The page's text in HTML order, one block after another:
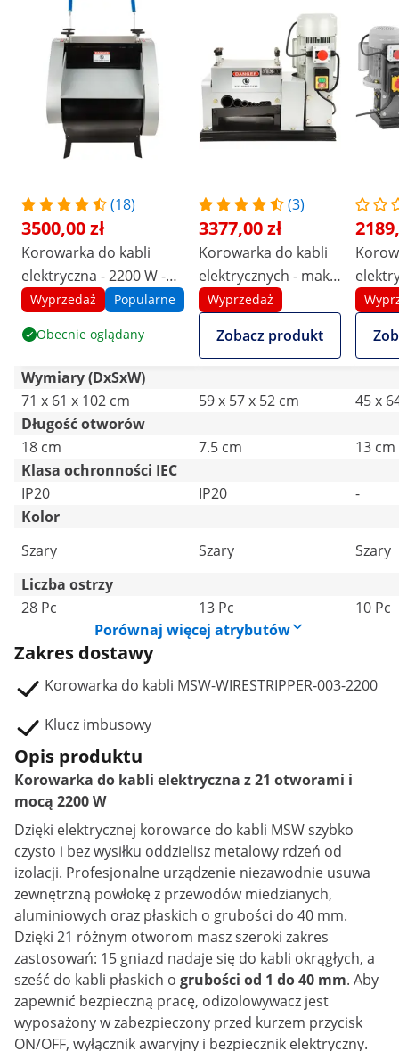
(18)
3500,00 zł
Korowarka do kabli
elektryczna - 2200 W -
21 otworów
Wyprzedaż Popularne
Obecnie oglądany
(3)
3377,00 zł
Korowarka do kabli
elektrycznych - maks.
43 mm
Wyprzedaż
Zobacz produkt
38
Wymiary (DxSxW)
71 x 61 x 102 cm
59 x 57 x 52 cm
45 x
Długość otworów
18 cm
7.5 cm
13 cm
Klasa ochronności IEC
IP20
IP20
-
Kolor
Szary
Szary
Szary
Liczba ostrzy
28 Pc
13 Pc
10 Pc
Porównaj więcej atrybutów
Zakres dostawy
Korowarka do kabli MSW-WIRESTRIPPER-003-2200
Klucz imbusowy
Opis produktu
Korowarka do kabli elektryczna z 21 otworami i
mocą 2200 W
Dzięki elektrycznej korowarce do kabli MSW szybko
czysto i bez wysiłku oddzielisz metalowy rdzeń od
izolacji. Profesjonalne urządzenie niezawodnie usuwa
zewnętrzną powłokę z przewodów miedzianych,
aluminiowych oraz płaskich o grubości do 40 mm.
Dzięki 21 różnym otworom masz szeroki zakres
zastosowań: 15 gniazd nadaje się do kabli okrągłych, a
sześć do kabli płaskich o grubości od 1 do 40 mm. Aby
zapewnić bezpieczną pracę, odizolowywacz jest
wyposażony w zabezpieczony przed kurzem przycisk
ON/OFF, wyłącznik awaryjny i bezpiecznik elektryczny.